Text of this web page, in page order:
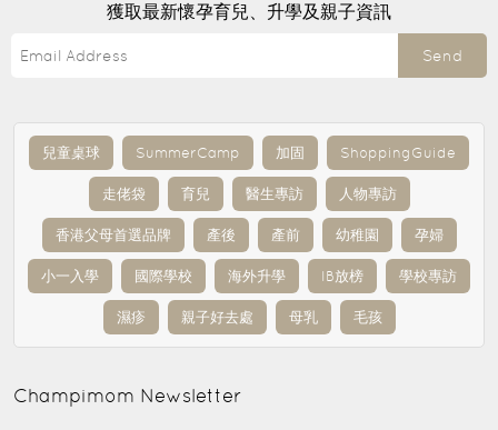
獲取最新懷孕育兒、升學及親子資訊
Send
兒童桌球 SummerCamp 加固 ShoppingGuide
走佬袋 育兒 醫生專訪 人物專訪
香港父母首選品牌 產後 產前 幼稚園 孕婦
小一入學 國際學校 海外升學 IB放榜 學校專訪
濕疹 親子好去處 母乳 毛孩
Champimom Newsletter